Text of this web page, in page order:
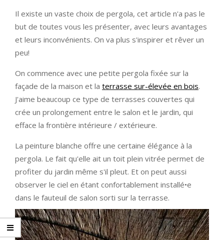
Il existe un vaste choix de pergola, cet article n'a pas le
but de toutes vous les présenter, avec leurs avantages
et leurs inconvénients. On va plus s'inspirer et rêver un
peu!
On commence avec une petite pergola fixée sur la
façade de la maison et la terrasse sur-élevée en bois.
J'aime beaucoup ce type de terrasses couvertes qui
crée un prolongement entre le salon et le jardin, qui
efface la frontière intérieure / extérieure.
La peinture blanche offre une certaine élégance à la
pergola. Le fait qu'elle ait un toit plein vitrée permet de
profiter du jardin même s'il pleut. Et on peut aussi
observer le ciel en étant confortablement installé•e
dans le fauteuil de salon sorti sur la terrasse.